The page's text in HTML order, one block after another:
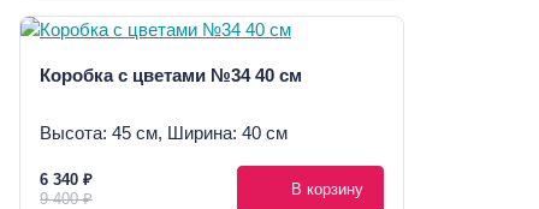
Коробка с цветами №34 40 см
Высота: 45 см, Ширина: 40 см
6 340 ₽
9 400 ₽
В корзину